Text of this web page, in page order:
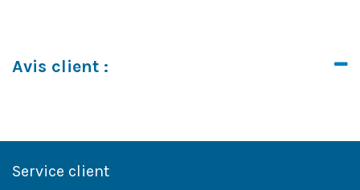
Avis client :
Service client